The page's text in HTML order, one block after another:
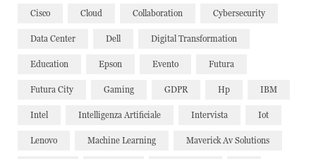
Cisco Cloud Collaboration Cybersecurity
Data Center Dell Digital Transformation
Education Epson Evento Futura
Futura City Gaming GDPR Hp IBM
Intel Intelligenza Artificiale Intervista Iot
Lenovo Machine Learning Maverick Av Solutions